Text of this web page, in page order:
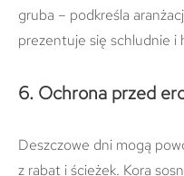
gruba – podkreśla
prezentuje się schludnie i
6. Ochrona przed
Deszczowe dni mogą
z rabat i ścieżek. Kora